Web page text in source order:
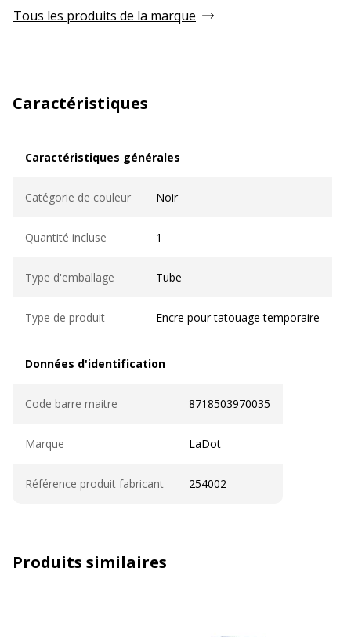
Tous les produits de la marque
Caractéristiques
Caractéristiques générales
Catégorie de couleur Noir
Quantité incluse 1
Type d'emballage Tube
Type de produit Encre pour tatouage temporaire
Données d'identification
Code barre maitre 8718503970035
Marque LaDot
Référence produit fabricant 254002
Produits similaires